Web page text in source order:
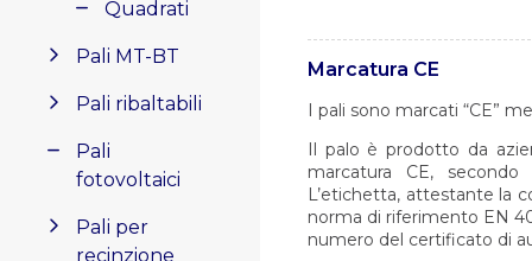
Quadrati
Pali MT-BT
Pali ribaltabili
Pali
fotovoltaici
Pali per
recinzione
Marcatura CE
I pali sono marcati “CE”
Il palo è prodotto da
marcatura CE, secondo
L’etichetta, attestante la
norma di riferimento EN
numero del certificato di